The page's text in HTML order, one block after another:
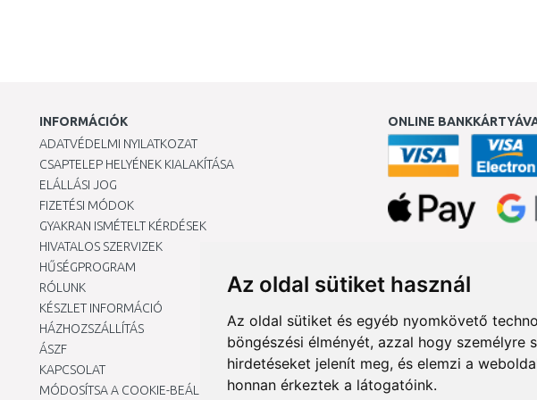
Az oldal sütiket használ
Az oldal sütiket és egyéb nyomkövető
böngészési élményét, azzal hogy
hirdetéseket jelenít meg, és elemzi a
honnan érkeztek a látogatóink.
INFORMÁCIÓK
ADATVÉDELMI NYILATKOZAT
CSAPTELEP HELYÉNEK KIALAKÍTÁSA
ELÁLLÁSI JOG
FIZETÉSI MÓDOK
GYAKRAN ISMÉTELT KÉRDÉSEK
HIVATALOS SZERVIZEK
HŰSÉGPROGRAM
RÓLUNK
KÉSZLET INFORMÁCIÓ
HÁZHOZSZÁLLÍTÁS
ÁSZF
KAPCSOLAT
MÓDOSÍTSA A COOKIE-BEÁLLÍTÁSAIMAT
ONLINE